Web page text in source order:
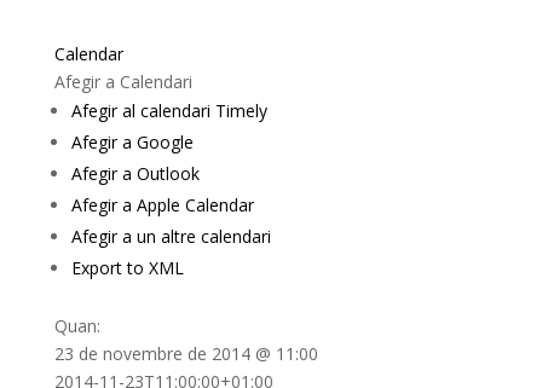
Calendar
Afegir a Calendari
Afegir al calendari Timely
Afegir a Google
Afegir a Outlook
Afegir a Apple Calendar
Afegir a un altre calendari
Export to XML
Quan:
23 de novembre de 2014 @ 11:00
2014-11-23T11:00:00+01:00